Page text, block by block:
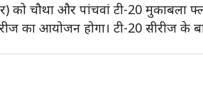
को चौथा और पांचवां टी-20 मुकाबला
का आयोजन होगा। टी-20 सीरीज के